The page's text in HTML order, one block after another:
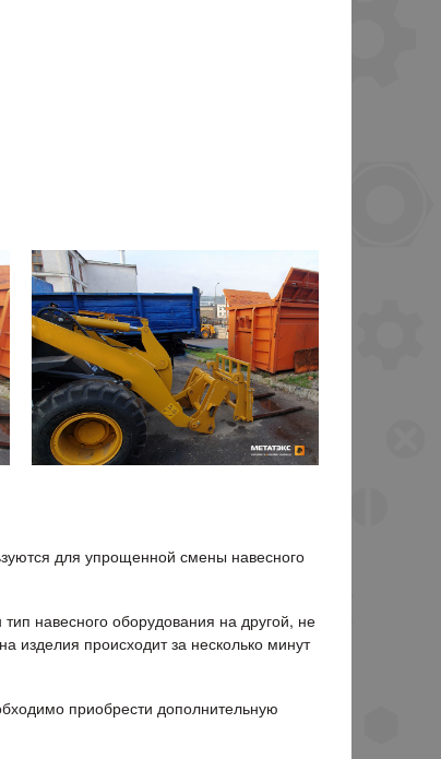
для упрощенной смены навесного
навесного оборудования на другой, не
изделия происходит за несколько минут
приобрести дополнительную